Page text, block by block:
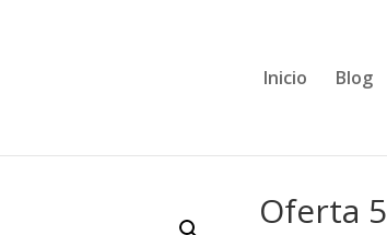
Inicio Blog
Oferta 5